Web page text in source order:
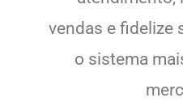
vendas e fidelize
o sistema